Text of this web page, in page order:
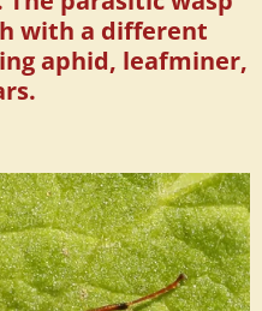
with a different
aphid, leafminer,